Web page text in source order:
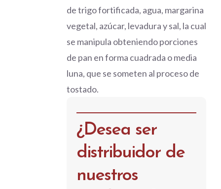
de trigo fortificada, agua, margarina
vegetal, azúcar, levadura y sal, la cual
se manipula obteniendo porciones
de pan en forma cuadrada o media
luna, que se someten al proceso de
tostado.
¿Desea ser
distribuidor de
nuestros